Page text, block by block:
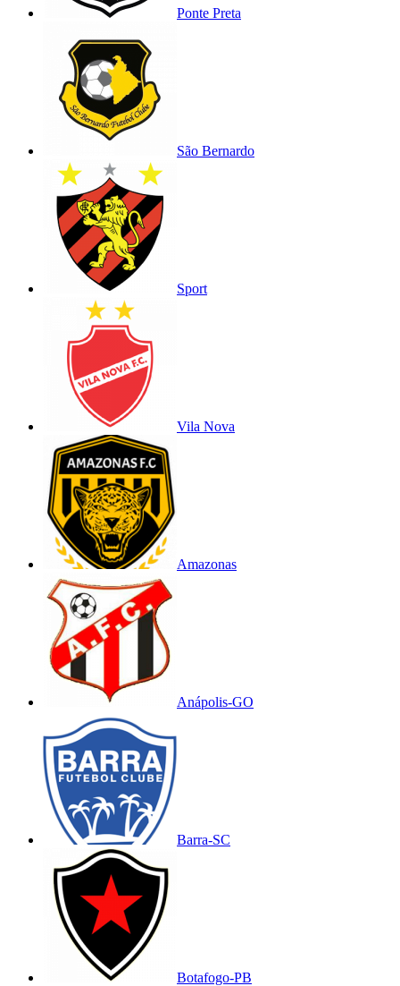
Ponte Preta
São Bernardo
Sport
Vila Nova
Amazonas
Anápolis-GO
Barra-SC
Botafogo-PB